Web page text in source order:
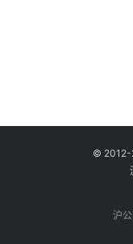
© 2012-
沪